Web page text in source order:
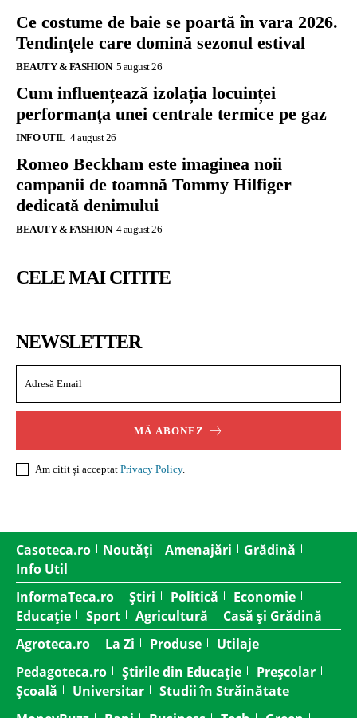
Ce costume de baie se poartă în vara 2026.
Tendințele care domină sezonul estival
BEAUTY & FASHION 5 august 26
Cum influențează izolația locuinței
performanța unei centrale termice pe gaz
INFO UTIL 4 august 26
Romeo Beckham este imaginea noii
campanii de toamnă Tommy Hilfiger
dedicată denimului
BEAUTY & FASHION 4 august 26
CELE MAI CITITE
NEWSLETTER
MĂ ABONEZ
Am citit și acceptat Privacy Policy.
Casoteca.ro Noutăți Amenajări
Grădină
Info Util
InformaTeca.ro
Știri Politică
Economie
Educație
Sport Agricultură
Casă și Grădină
Agroteca.ro
La Zi Produse
Utilaje
Pedagoteca.ro
Știrile din Educație
Preșcolar
Școală
Universitar
Studii în Străinătate